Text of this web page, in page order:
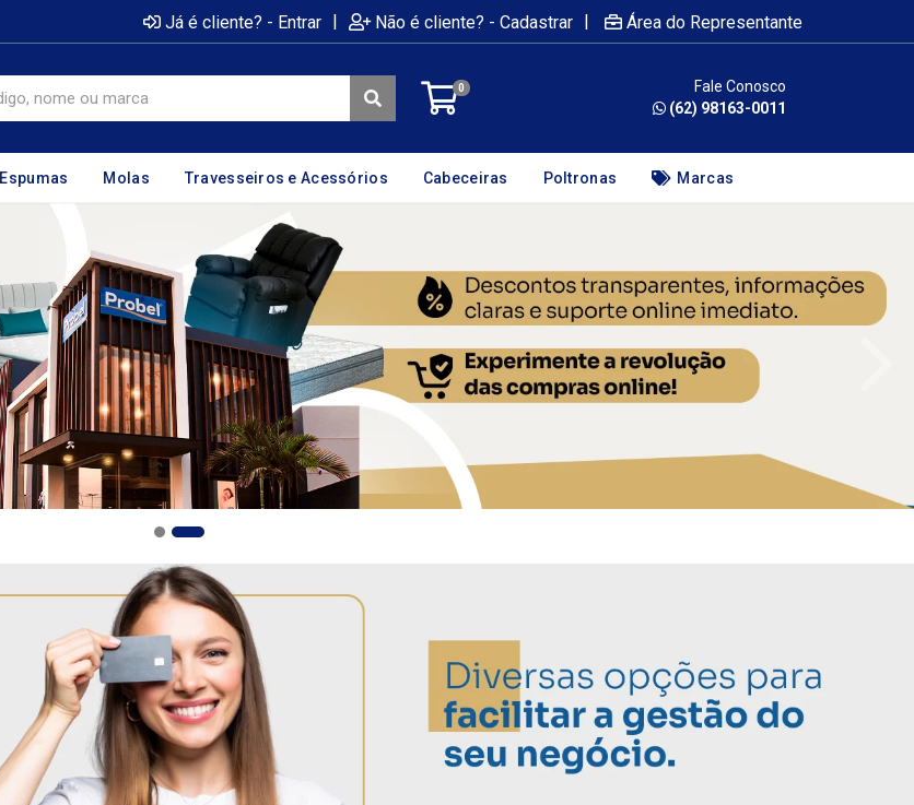
Já é cliente? - Entrar | Não é cliente? - Cadastrar | Área do Representante
0
Fale Conosco
(62) 98163-0011
Espumas Molas Travesseiros e Acessórios Cabeceiras Poltronas Marcas